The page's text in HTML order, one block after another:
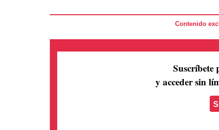
Contenido
Suscríbete
y acceder sin